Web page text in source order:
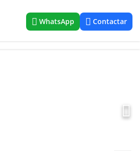
WhatsApp Contactar